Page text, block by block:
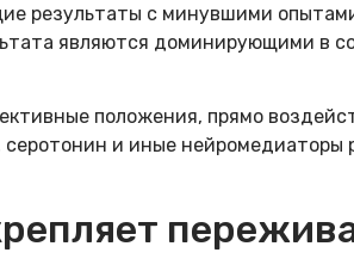
результаты с минувшими
являются доминирующими в
положения, прямо
и иные нейромедиаторы